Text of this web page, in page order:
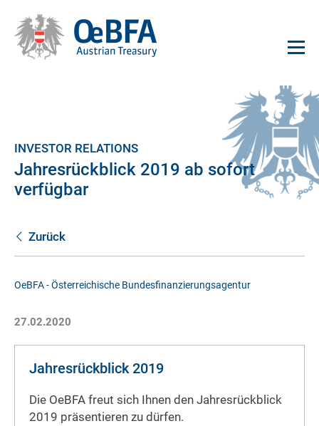
INVESTOR RELATIONS
Jahresrückblick 2019 ab sofort
verfügbar
Zurück
OeBFA - Österreichische Bundesfinanzierungsagentur
27.02.2020
Jahresrückblick 2019
Die OeBFA freut sich Ihnen den Jahresrückblick
2019 präsentieren zu dürfen.